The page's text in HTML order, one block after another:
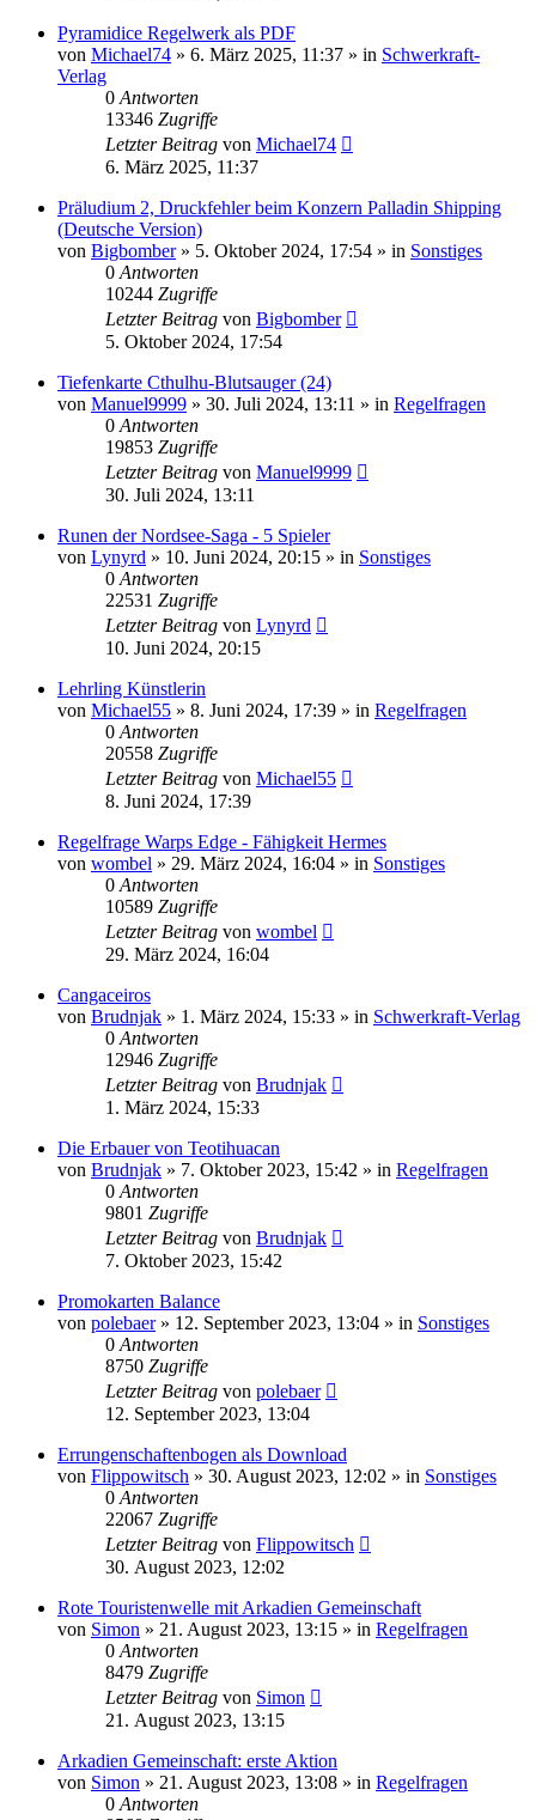
Pyramidice Regelwerk als PDF
von Michael74 » 6. März 2025, 11:37 » in Schwerkraft-
Verlag
0 Antworten
13346 Zugriffe
Letzter Beitrag von Michael74
6. März 2025, 11:37
Präludium 2, Druckfehler beim Konzern Palladin Shipping
(Deutsche Version)
von Bigbomber» 5. Oktober 2024, 17:54 » in Sonstiges
0 Antworten
10244 Zugriffe
Letzter Beitrag von Bigbomber
5. Oktober 2024, 17:54
Tiefenkarte Cthulhu-Blutsauger (24)
von Manuel9999 » 30. Juli 2024, 13:11 » in Regelfragen
0 Antworten
19853 Zugriffe
Letzter Beitrag von Manuel9999
30. Juli 2024, 13:11
Runen der Nordsee-Saga - 5 Spieler
von Lynyrd » 10. Juni 2024, 20:15 » in Sonstiges
0 Antworten
22531 Zugriffe
Letzter Beitrag von Lynyrd
10. Juni 2024, 20:15
Lehrling Künstlerin
von Michael55 » 8. Juni 2024, 17:39 » in Regelfragen
0 Antworten
20558 Zugriffe
Letzter Beitrag von Michael55
8. Juni 2024, 17:39
Regelfrage Warps Edge - Fähigkeit Hermes
von wombel » 29. März 2024, 16:04 » in Sonstiges
0 Antworten
10589 Zugriffe
Letzter Beitrag von wombel
29. März 2024, 16:04
Cangaceiros
von Brudnjak » 1. März 2024, 15:33 » in Schwerkraft-Verlag
0 Antworten
12946 Zugriffe
Letzter Beitrag von Brudnjak
1. März 2024, 15:33
Die Erbauer von Teotihuacan
von Brudnjak » 7. Oktober 2023, 15:42 » in Regelfragen
0 Antworten
9801 Zugriffe
Letzter Beitrag von Brudnjak
7. Oktober 2023, 15:42
Promokarten Balance
von polebaer» 12. September 2023, 13:04 » in Sonstiges
0 Antworten
8750 Zugriffe
Letzter Beitrag von polebaer
12. September 2023, 13:04
Errungenschaftenbogen als Download
von Flippowitsch » 30. August 2023, 12:02 » in Sonstiges
0 Antworten
22067 Zugriffe
Letzter Beitrag von Flippowitsch
30. August 2023, 12:02
Rote Touristenwelle mit Arkadien Gemeinschaft
von Simon » 21. August 2023, 13:15 » in Regelfragen
0 Antworten
8479 Zugriffe
Letzter Beitrag von Simon
21. August 2023, 13:15
Arkadien Gemeinschaft: erste Aktion
von Simon » 21. August 2023, 13:08 » in Regelfragen
0 Antworten